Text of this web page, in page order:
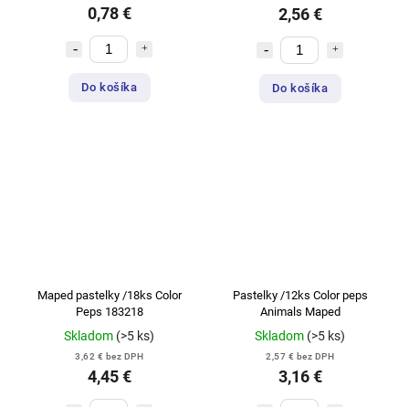
0,78 €
Do košíka
2,56 €
Do košíka
Maped pastelky /18ks Color
Peps 183218
Skladom (>5 ks)
3,62 € bez DPH
4,45 €
Pastelky /12ks Color peps
Animals Maped
Skladom (>5 ks)
2,57 € bez DPH
3,16 €